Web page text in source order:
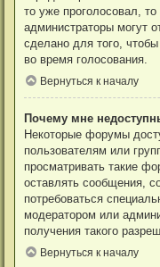
то уже проголосовал,
администраторы могут
сделано для того,
во время голосования.
Вернуться к началу
Почему мне
Некоторые форумы
пользователям или
просматривать такие
оставлять сообщения,
потребоваться
модератором или
получения такого
Вернуться к началу